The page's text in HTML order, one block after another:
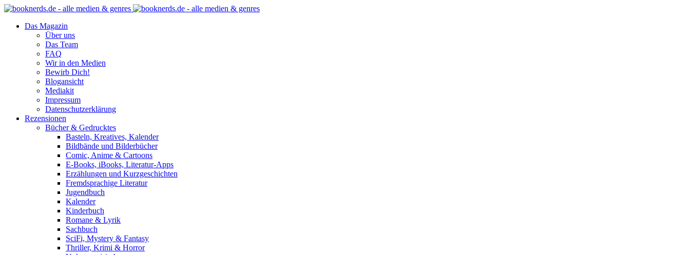
Das Magazin
Über uns
Das Team
FAQ
Wir in den Medien
Bewirb Dich!
Blogansicht
Mediakit
Impressum
Datenschutzerklärung
Rezensionen
Bücher & Gedrucktes
Basteln, Kreatives, Kalender
Bildbände und Bilderbücher
Comic, Anime & Cartoons
E-Books, iBooks, Literatur-Apps
Erzählungen und Kurzgeschichten
Fremdsprachige Literatur
Jugendbuch
Kalender
Kinderbuch
Romane & Lyrik
Sachbuch
SciFi, Mystery & Fantasy
Thriller, Krimi & Horror